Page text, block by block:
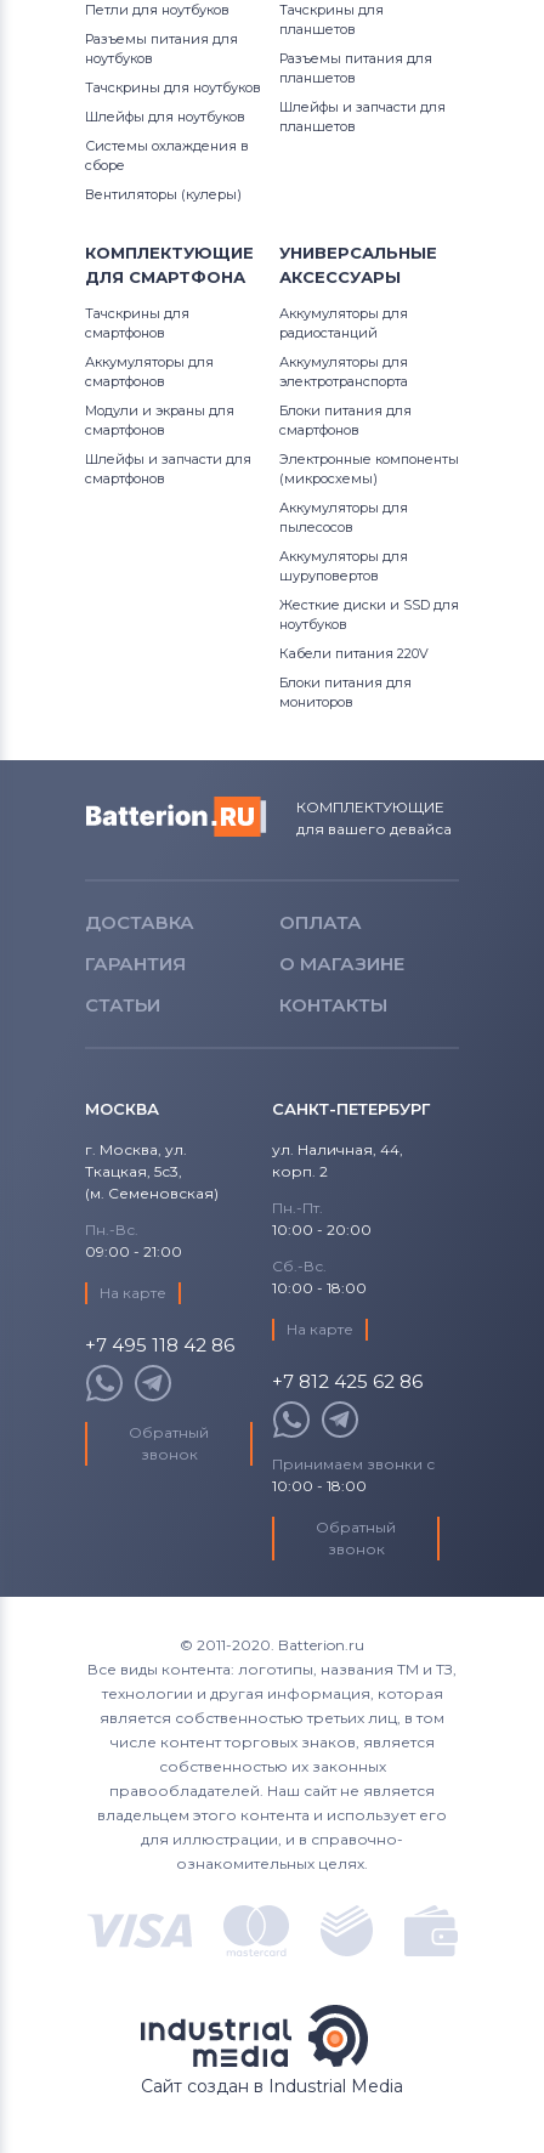
Петли для ноутбуков
Разъемы питания для
ноутбуков
Тачскрины для ноутбуков
Шлейфы для ноутбуков
Системы охлаждения в
сборе
Вентиляторы (кулеры)
Тачскрины для
планшетов
Разъемы питания для
планшетов
Шлейфы и запчасти для
планшетов
КОМПЛЕКТУЮЩИЕ
ДЛЯ СМАРТФОНА
Тачскрины для
смартфонов
Аккумуляторы для
смартфонов
Модули и экраны для
смартфонов
Шлейфы и запчасти для
смартфонов
УНИВЕРСАЛЬНЫЕ
АКСЕССУАРЫ
Аккумуляторы для
радиостанций
Аккумуляторы для
электротранспорта
Блоки питания для
смартфонов
Электронные компоненты
(микросхемы)
Аккумуляторы для
пылесосов
Аккумуляторы для
шуруповертов
Жесткие диски и SSD для
ноутбуков
Кабели питания 220V
Блоки питания для
мониторов
КОМПЛЕКТУЮЩИЕ
для вашего девайса
ДОСТАВКА
ОПЛАТА
ГАРАНТИЯ
О МАГАЗИНЕ
СТАТЬИ
КОНТАКТЫ
МОСКВА
г. Москва, ул.
Ткацкая, 5с3,
(м. Семеновская)
Пн.-Вс.
09:00 - 21:00
На карте
+7 495 118 42 86
Обратный
звонок
САНКТ-ПЕТЕРБУРГ
ул. Наличная, 44,
корп. 2
Пн.-Пт.
10:00 - 20:00
Сб.-Вс.
10:00 - 18:00
На карте
+7 812 425 62 86
Принимаем звонки с
10:00 - 18:00
Обратный
звонок
© 2011-2020. Batterion.ru
Все виды контента: логотипы, названия ТМ и ТЗ,
технологии и другая информация, которая
является собственностью третьих лиц, в том
числе контент торговых знаков, является
собственностью их законных
правообладателей. Наш сайт не является
владельцем этого контента и использует его
для иллюстрации, и в справочно-
ознакомительных целях.
Сайт создан в Industrial Media